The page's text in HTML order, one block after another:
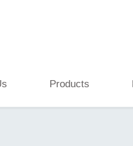
Products